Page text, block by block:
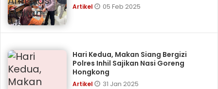
Artikel 05 Feb 2025
Hari Kedua, Makan Siang Bergizi
Polres Inhil Sajikan Nasi Goreng
Hongkong
Artikel 31 Jan 2025